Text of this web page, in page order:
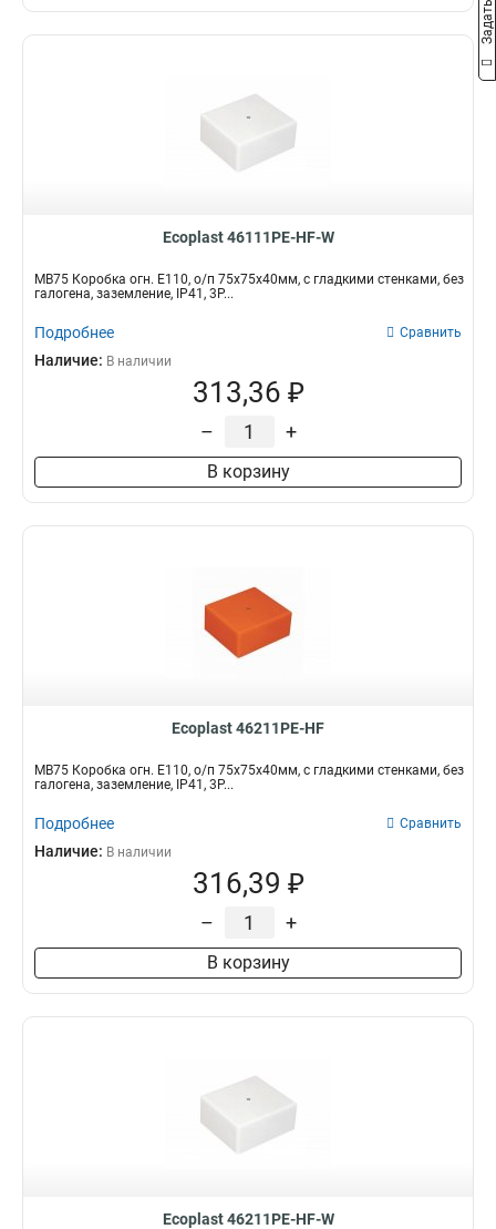
Ecoplast 46111PE-HF-W
MB75 Коробка огн. E110, о/п 75х75х40мм, с гладкими стенками, без
галогена, заземление, IP41, 3P...
Подробнее Сравнить
Наличие: В наличии
313,36 ₽
– +
В корзину
Ecoplast 46211PE-HF
MB75 Коробка огн. E110, о/п 75х75х40мм, с гладкими стенками, без
галогена, заземление, IP41, 3P...
Подробнее Сравнить
Наличие: В наличии
316,39 ₽
– +
В корзину
Ecoplast 46211PE-HF-W